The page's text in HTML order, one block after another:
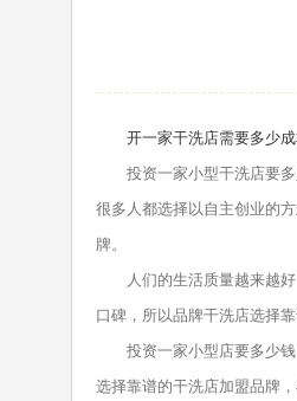
开一家干洗店需要多少
投资一家小型干洗店要多
很多人都选择以自主创业的
牌。
人们的生活质量越来越好
口碑，所以品牌干洗店选择
投资一家小型店要多少钱
选择靠谱的干洗店加盟品牌